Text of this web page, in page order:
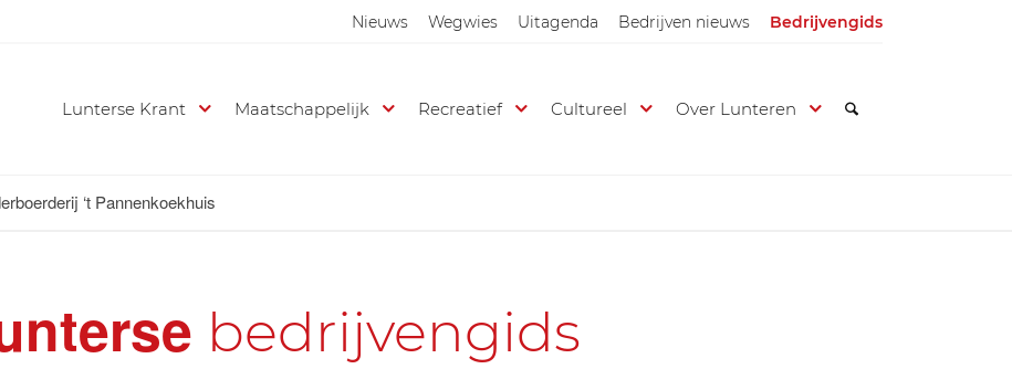
Nieuws Wegwies Uitagenda Bedrijven nieuws Bedrijvengids
Lunterse Krant Maatschappelijk Recreatief Cultureel Over Lunteren
‘t Pannenkoekhuis
bedrijvengids